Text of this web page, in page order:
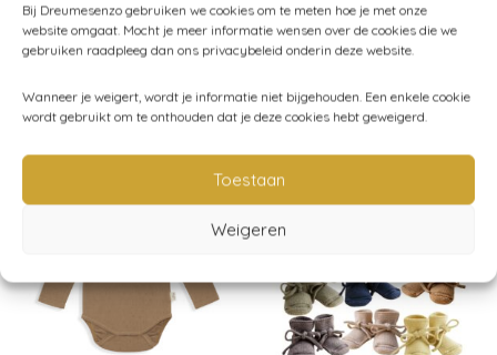
Bij Dreumesenzo gebruiken we cookies om te meten hoe je met onze
website omgaat. Mocht je meer informatie wensen over de cookies die we
gebruiken raadpleeg dan ons privacybeleid onderin deze website.
Wanneer je weigert, wordt je informatie niet bijgehouden. Een enkele cookie
wordt gebruikt om te onthouden dat je deze cookies hebt geweigerd.
Toestaan
Weigeren
shorts,Gray Label,Kind (86-116),Kleding
Gerelateerde producten